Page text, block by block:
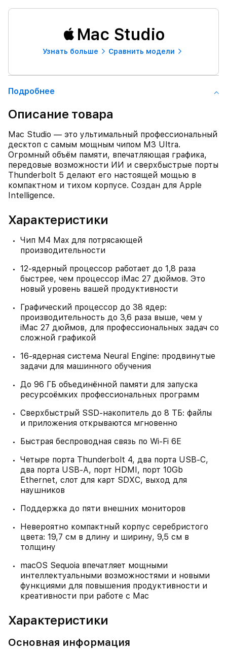
Mac Studio
Узнать больше Сравнить модели
Подробнее
Описание товара
Mac Studio — это ультимальный профессиональный
десктоп с самым мощным чипом M3 Ultra.
Огромный объём памяти, впечатляющая графика,
передовые возможности ИИ и сверхбыстрые порты
Thunderbolt 5 делают его настоящей мощью в
компактном и тихом корпусе. Создан для Apple
Intelligence.
Характеристики
Чип M4 Max для потрясающей
производительности
12‑ядерный процессор работает до 1,8 раза
быстрее, чем процессор iMac 27 дюймов. Это
новый уровень вашей продуктивности
Графический процессор до 38 ядер:
производительность до 3,6 раза выше, чем у
iMac 27 дюймов, для профессиональных задач со
сложной графикой
16‑ядерная система Neural Engine: продвинутые
задачи для машинного обучения
До 96 ГБ объединённой памяти для запуска
ресурсоёмких профессиональных программ
Сверхбыстрый SSD‑накопитель до 8 ТБ: файлы
и приложения открываются мгновенно
Быстрая беспроводная связь по Wi‑Fi 6E
Четыре порта Thunderbolt 4, два порта USB‑C,
два порта USB‑A, порт HDMI, порт 10Gb
Ethernet, слот для карт SDXC, выход для
наушников
Поддержка до пяти внешних мониторов
Невероятно компактный корпус серебристого
цвета: 19,7 см в длину и ширину, 9,5 см в
толщину
macOS Sequoia впечатляет мощными
интеллектуальными возможностями и новыми
функциями для повышения продуктивности и
креативности при работе с Mac
Характеристики
Основная информация